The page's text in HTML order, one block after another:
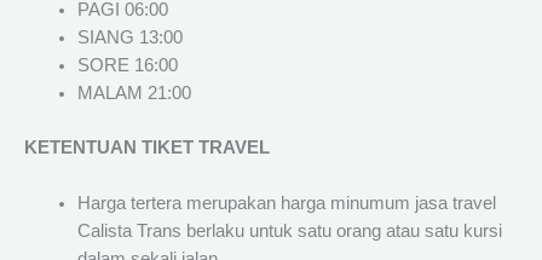
PAGI 06:00
SIANG 13:00
SORE 16:00
MALAM 21:00
KETENTUAN TIKET TRAVEL
Harga tertera merupakan harga minumum jasa travel
Calista Trans berlaku untuk satu orang atau satu kursi